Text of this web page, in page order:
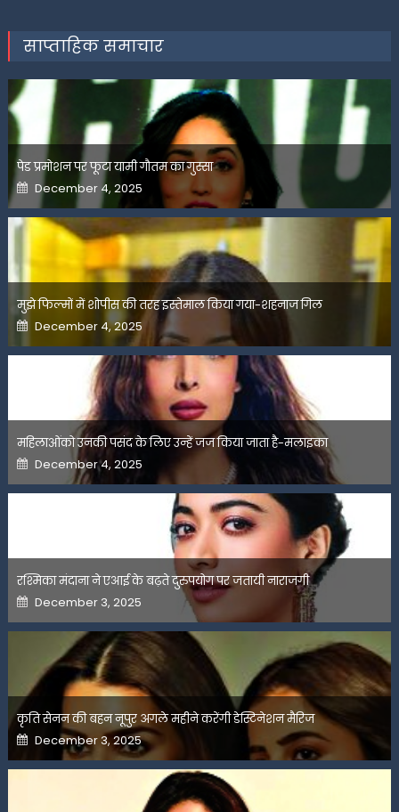
साप्ताहिक समाचार
पेड प्रमोशन पर फूटा यामी गौतम का गुस्सा
Posted
on
December 4, 2025
मुझे फिल्मों में शोपीस की तरह इस्तेमाल किया गया-शहनाज गिल
Posted
on
December 4, 2025
महिलाओंको उनकी पसंद के लिए उन्हें जज किया जाता है-मलाइका
Posted
on
December 4, 2025
रश्मिका मंदाना ने एआई के बढ़ते दुरुपयोग पर जतायी नाराजगी
Posted
on
December 3, 2025
कृति सेनन की बहन नूपुर अगले महीने करेंगी डेस्टिनेशन मैरिज
Posted
on
December 3, 2025